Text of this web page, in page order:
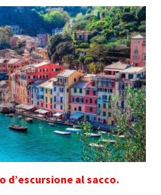
d’escursione al sacco.